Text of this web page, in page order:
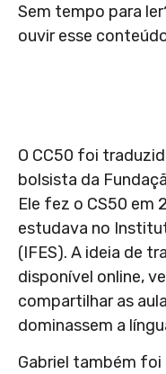
Sem tempo para
ouvir esse
O CC50 foi
bolsista da
Ele fez o CS50 em
estudava no
(IFES). A ideia de
disponível online,
compartilhar as
dominassem a
Gabriel também